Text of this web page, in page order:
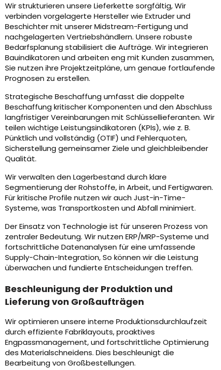
Wir strukturieren unsere Lieferkette sorgfältig, Wir
verbinden vorgelagerte Hersteller wie Extruder und
Beschichter mit unserer Midstream-Fertigung und
nachgelagerten Vertriebshändlern. Unsere robuste
Bedarfsplanung stabilisiert die Aufträge. Wir integrieren
Bauindikatoren und arbeiten eng mit Kunden zusammen,
Sie nutzen ihre Projektzeitpläne, um genaue fortlaufende
Prognosen zu erstellen.
Strategische Beschaffung umfasst die doppelte
Beschaffung kritischer Komponenten und den Abschluss
langfristiger Vereinbarungen mit Schlüssellieferanten. Wir
teilen wichtige Leistungsindikatoren (KPIs), wie z. B.
Pünktlich und vollständig (OTIF) und Fehlerquoten,
Sicherstellung gemeinsamer Ziele und gleichbleibender
Qualität.
Wir verwalten den Lagerbestand durch klare
Segmentierung der Rohstoffe, in Arbeit, und Fertigwaren.
Für kritische Profile nutzen wir auch Just-in-Time-
Systeme, was Transportkosten und Abfall minimiert.
Der Einsatz von Technologie ist für unseren Prozess von
zentraler Bedeutung. Wir nutzen ERP/MRP-Systeme und
fortschrittliche Datenanalysen für eine umfassende
Supply-Chain-Integration, So können wir die Leistung
überwachen und fundierte Entscheidungen treffen.
Beschleunigung der Produktion und
Lieferung von Großaufträgen
Wir optimieren unsere interne Produktionsdurchlaufzeit
durch effiziente Fabriklayouts, proaktives
Engpassmanagement, und fortschrittliche Optimierung
des Materialschneidens. Dies beschleunigt die
Bearbeitung von Großbestellungen.